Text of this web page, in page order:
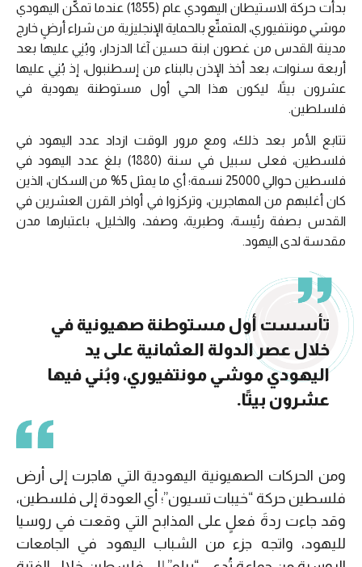
بدأت حركة الاستيطان اليهودي عام (1855) عندما تمكَّن اليهودي
موشي مونتفيوري، المتمتِّع بالحماية الإنجليزية من شراء أرضٍ خارج
مدينة القدس من غصون ابنة حسين آغا الدزدار، وبُنِي عليها بعد
أربعة سنوات، بعد أخذ الإذن بالبناء من إسطنبول، إذ بُنِي عليها
عشرون بيتًا، ليكون هذا الحي أول مستوطنة يهودية في
فلسلطين.
تتابع الأمر بعد ذلك، ومع مرور الوقت ازداد عدد اليهود في
فلسطين، فعلى سبيل في سنة (1880) بلغ عدد اليهود في
فلسطين حوالي 25000 نسمة؛ أي ما يمثل 5% من السكان، الذين
كان أغلبهم من المهاجرين، وتركزوا في أواخر القرن العشرين في
القدس بصفة رئيسة، وطبرية، وصفد، والخليل، باعتبارها مدن
مقدسة لدى اليهود.
تأسست أول مستوطنة صهيونية في
خلال عصر الدولة العثمانية على يد
اليهودي موشي مونتفيوري، وبُني فيها
عشرون بيتًا.
ومن الحركات الصهيونية اليهودية التي هاجرت إلى أرض
فلسطين حركة “خيبات تسيون”؛ أي العودة إلى فلسطين،
وقد جاءت ردةَ فعلٍ على المذابح التي وقعت في روسيا
لليهود، واتجه جزء من الشباب اليهود في الجامعات